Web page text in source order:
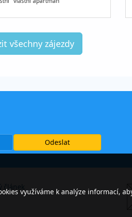
všechny zájezdy
článek
využíváme k analýze informací,